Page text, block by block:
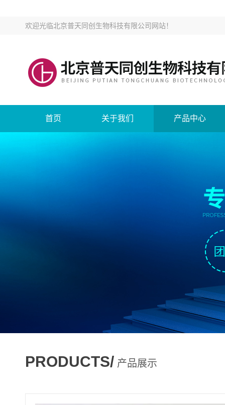
欢迎光临北京普天同创生物科技有限公司网站！
首页 关于我们 产品中心
PRODUCTS/ 产品展示